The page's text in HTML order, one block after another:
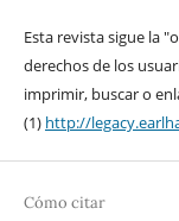
Esta revista sigue la
derechos de los
imprimir, buscar o
(1) http://
Cómo citar